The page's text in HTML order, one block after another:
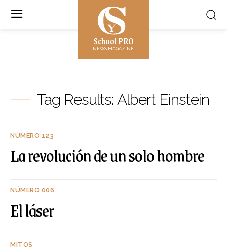
School PRO
NEWS MAGAZINE
Tag Results: Albert Einstein
NÚMERO 123
La revolución de un solo hombre
NÚMERO 006
El láser
MITOS